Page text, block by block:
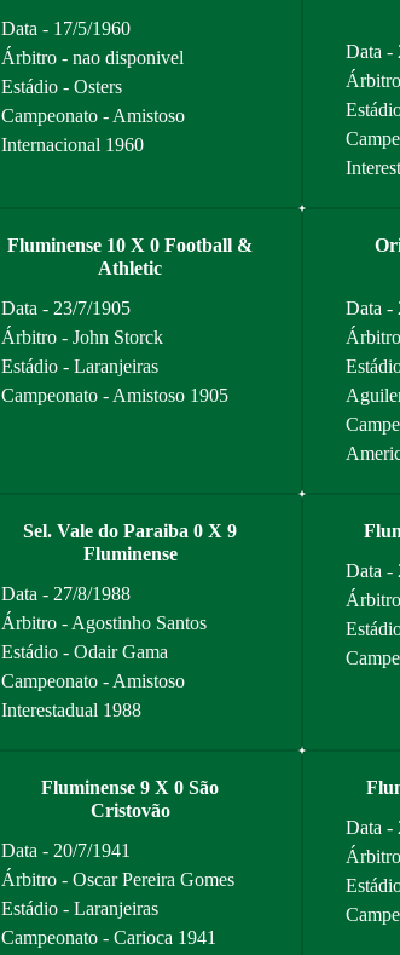
Data - 17/5/1960
Árbitro - nao disponivel
Estádio - Osters
Campeonato - Amistoso
Internacional 1960
Data -
Fluminense 10 X 0 Football &
Athletic
Data - 23/7/1905
Árbitro - John Storck
Estádio - Laranjeiras
Campeonato - Amistoso 1905
Data -
Sel. Vale do Paraiba 0 X 9
Fluminense
Data - 27/8/1988
Árbitro - Agostinho Santos
Estádio - Odair Gama
Campeonato - Amistoso
Interestadual 1988
Data -
Fluminense 9 X 0 São
Cristovão
Data - 20/7/1941
Árbitro - Oscar Pereira Gomes
Estádio - Laranjeiras
Campeonato - Carioca 1941
Data -